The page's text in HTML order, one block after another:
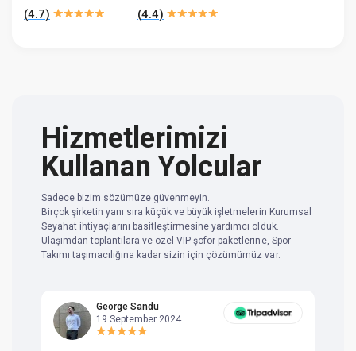
(4.7) (4.4)
Hizmetlerimizi
Kullanan Yolcular
Sadece bizim sözümüze güvenmeyin.
Birçok şirketin yanı sıra küçük ve büyük işletmelerin Kurumsal
Seyahat ihtiyaçlarını basitleştirmesine yardımcı olduk.
Ulaşımdan toplantılara ve özel VIP şoför paketlerine, Spor
Takımı taşımacılığına kadar sizin için çözümümüz var.
George Sandu
19 September 2024